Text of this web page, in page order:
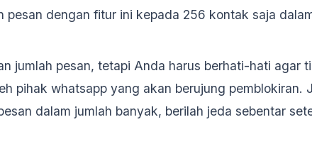
pesan dengan fitur ini kepada 256 kontak saja
jumlah pesan, tetapi Anda harus berhati-hati agar
pihak whatsapp yang akan berujung pemblokiran.
dalam jumlah banyak, berilah jeda sebentar